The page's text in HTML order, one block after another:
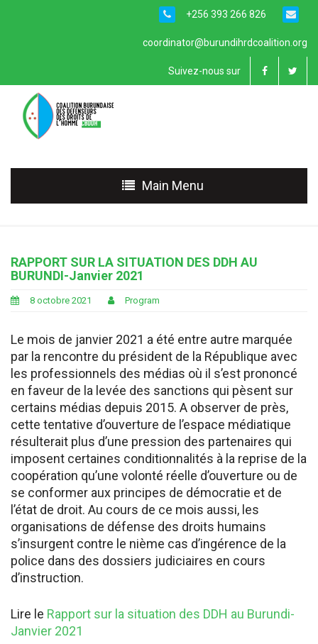
+256 393 266 826
coordinator@burundihrdcoalition.org
Suivez-nous sur
Main Menu
RAPPORT SUR LA SITUATION DES DDH AU
BURUNDI-Janvier 2021
8 octobre 2021 Program
Le mois de janvier 2021 a été entre autre marquée
par la rencontre du président de la République avec
les professionnels des médias où il s’est prononcé
en faveur de la levée des sanctions qui pèsent sur
certains médias depuis 2015. A observer de près,
cette tentative d’ouverture de l’espace médiatique
résulterait plus d’une pression des partenaires qui
imposent certaines conditionnalités à la reprise de la
coopération qu’une volonté réelle d’ouverture ou de
se conformer aux principes de démocratie et de
l’état de droit. Au cours de ce mois aussi, les
organisations de défense des droits humains
s’insurgent contre le nième cas d’ingérence de la
police dans des dossiers judiciaires en cours
d’instruction.
Lire le Rapport sur la situation des DDH au Burundi-
Janvier 2021